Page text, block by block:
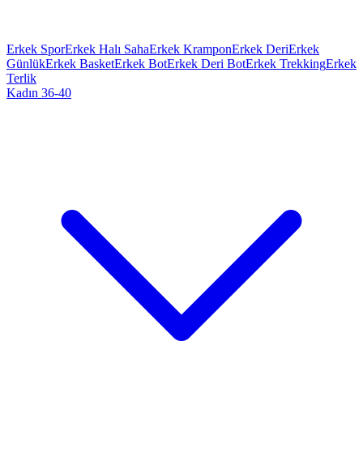
Erkek SporErkek Halı SahaErkek KramponErkek DeriErkek
GünlükErkek BasketErkek BotErkek Deri BotErkek TrekkingErkek
Terlik
Kadın 36-40